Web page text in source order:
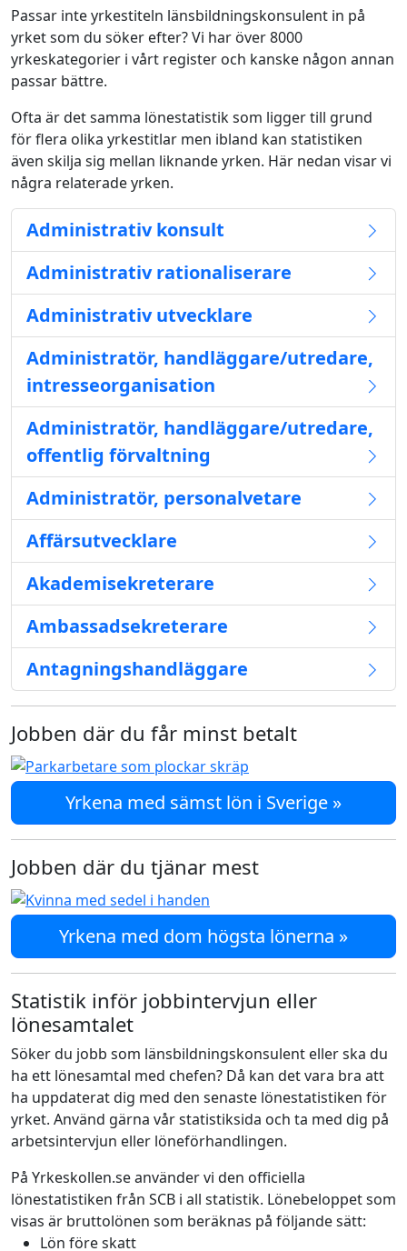
Passar inte yrkestiteln länsbildningskonsulent in på
yrket som du söker efter? Vi har över 8000
yrkeskategorier i vårt register och kanske någon annan
passar bättre.
Ofta är det samma lönestatistik som ligger till grund
för flera olika yrkestitlar men ibland kan statistiken
även skilja sig mellan liknande yrken. Här nedan visar vi
några relaterade yrken.
Administrativ konsult
Administrativ rationaliserare
Administrativ utvecklare
Administratör, handläggare/utredare,
intresseorganisation
Administratör, handläggare/utredare,
offentlig förvaltning
Administratör, personalvetare
Affärsutvecklare
Akademisekreterare
Ambassadsekreterare
Antagningshandläggare
Jobben där du får minst betalt
Yrkena med sämst lön i Sverige »
Jobben där du tjänar mest
Yrkena med dom högsta lönerna »
Statistik inför jobbintervjun eller
lönesamtalet
Söker du jobb som länsbildningskonsulent eller ska du
ha ett lönesamtal med chefen? Då kan det vara bra att
ha uppdaterat dig med den senaste lönestatistiken för
yrket. Använd gärna vår statistiksida och ta med dig på
arbetsintervjun eller löneförhandlingen.
På Yrkeskollen.se använder vi den officiella
lönestatistiken från SCB i all statistik. Lönebeloppet som
visas är bruttolönen som beräknas på följande sätt:
Lön före skatt